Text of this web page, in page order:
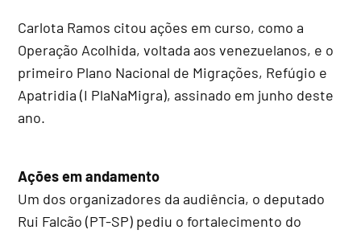
Carlota Ramos citou ações em curso, como a
Operação Acolhida, voltada aos venezuelanos, e o
primeiro Plano Nacional de Migrações, Refúgio e
Apatridia (I PlaNaMigra), assinado em junho deste
ano.
Ações em andamento
Um dos organizadores da audiência, o deputado
Rui Falcão (PT-SP) pediu o fortalecimento do